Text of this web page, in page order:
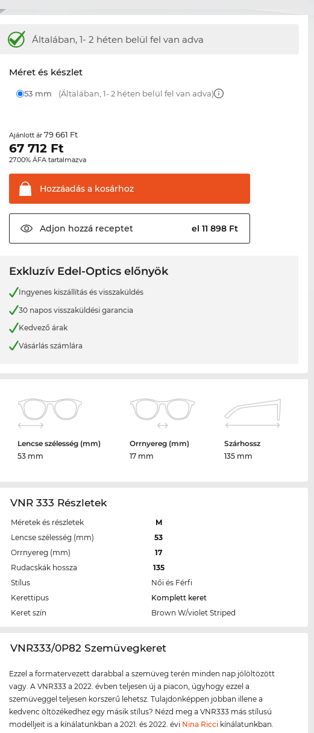
Általában, 1- 2 héten belül fel van adva
Méret és készlet
53 mm (Általában, 1- 2 héten belül fel van adva)
Ajánlott ár79 661 Ft
67 712 Ft
27.00% ÁFA tartalmazva
Hozzáadás a kosárhoz
Adjon hozzá receptet el 11 898 Ft
Exkluzív Edel-Optics előnyök
Ingyenes kiszállítás és visszaküldés
30 napos visszaküldési garancia
Kedvező árak
Vásárlás számlára
Lencse szélesség (mm)
53 mm
Orrnyereg (mm)
17 mm
Szárhossz
135 mm
VNR 333 Részletek
Méretek és részletek
M
Lencse szélesség (mm)
53
Orrnyereg (mm)
17
Rudacskák hossza
135
Stílus
Női és Férfi
Kerettipus
Komplett keret
Keret szín
Brown W/violet Striped
‌VNR333/0P82 Szemüvegkeret
Ezzel a formatervezett darabbal a szemüveg terén minden nap jólöltözött
vagy. A VNR333 a 2022. évben teljesen új a piacon, úgyhogy ezzel a
szemüveggel teljesen korszerű lehetsz. Tulajdonképpen jobban illene a
kedvenc öltözékedhez egy másik stílus? Nézd meg a VNR333 más stílusú
modelljeit is a kínálatunkban a 2021. és 2022. évi Nina Ricci kínálatunkban.